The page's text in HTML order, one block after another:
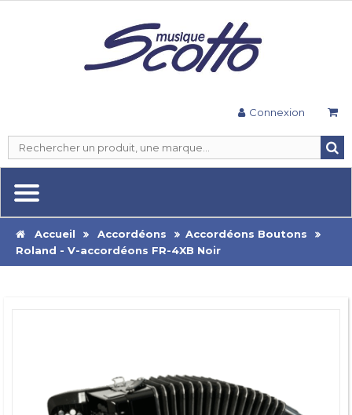
Connexion
Accueil Accordéons
Accordéons Boutons
Roland - V-accordéons FR-4XB Noir